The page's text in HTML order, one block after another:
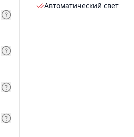
Автоматический свет